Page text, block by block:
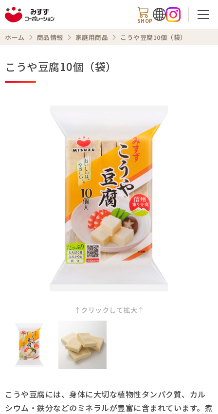
SHOP
ホーム 商品情報 家庭用商品 こうや豆腐10個（袋）
こうや豆腐10個（袋）
クリックして拡大
こうや豆腐には、身体に大切な植物性タンパク質、カル
シウム・鉄分などのミネラルが豊富に含まれています。煮